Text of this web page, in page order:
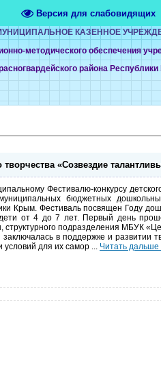
Версия для слабовидящих
КАЗЕННОЕ
методического обеспечения
района
«Созвездие
Фестивалю-конкурсу
бюджетных
Крым. Фестиваль посвящен Году
от 4 до 7 лет. Первый день
структурного подразделения МБУК
в поддержке и развитии
условий для их самор ... Читать дальше